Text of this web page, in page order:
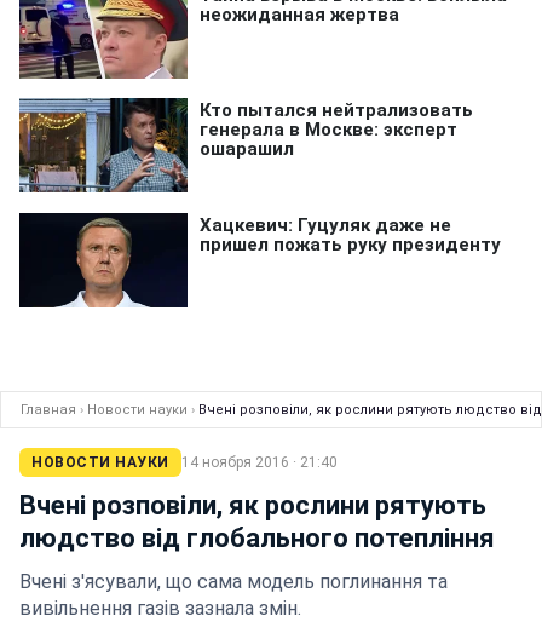
Главная › Новости науки › Вчені розповіли, як рослини рятують людство
НОВОСТИ НАУКИ 14 ноября 2016 · 21:40
Вчені розповіли, як рослини рятують
людство від глобального потепління
Вчені з'ясували, що сама модель поглинання та
вивільнення газів зазнала змін.